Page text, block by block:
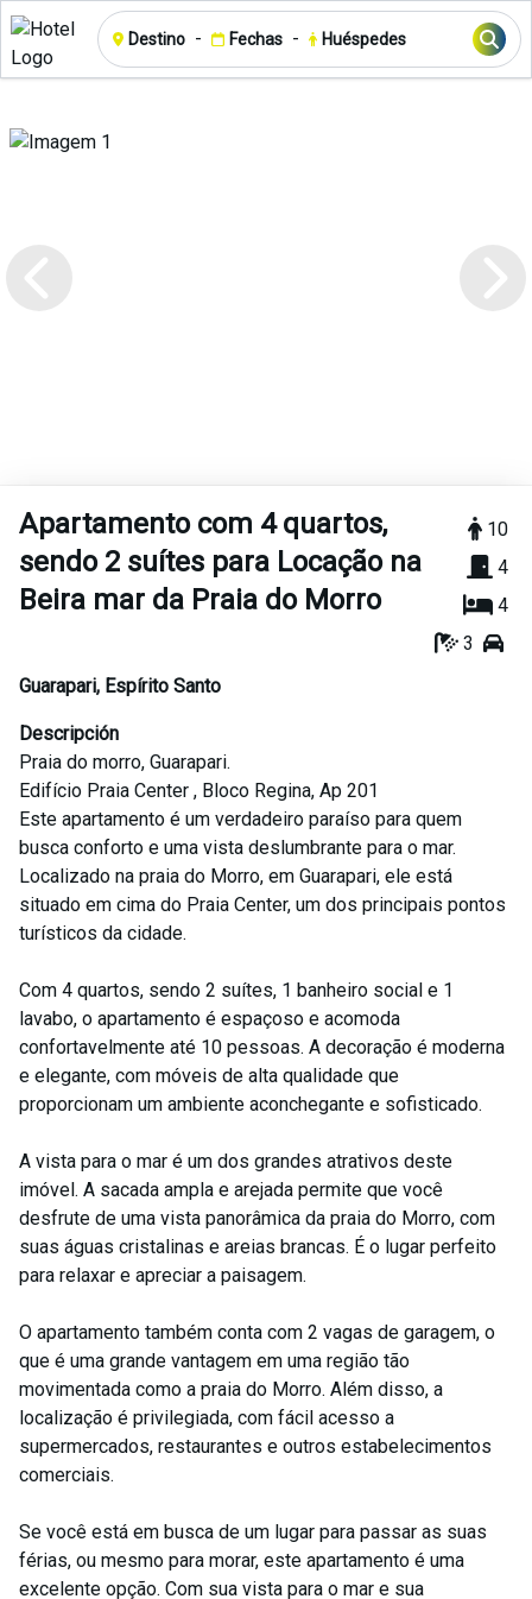
Destino - Fechas - Huéspedes
Apartamento com 4 quartos,
sendo 2 suítes para Locação na
Beira mar da Praia do Morro
10
4
4
3
Guarapari, Espírito Santo
Descripción
Praia do morro, Guarapari.
Edifício Praia Center , Bloco Regina, Ap 201
Este apartamento é um verdadeiro paraíso para quem
busca conforto e uma vista deslumbrante para o mar.
Localizado na praia do Morro, em Guarapari, ele está
situado em cima do Praia Center, um dos principais pontos
turísticos da cidade.
Com 4 quartos, sendo 2 suítes, 1 banheiro social e 1
lavabo, o apartamento é espaçoso e acomoda
confortavelmente até 10 pessoas. A decoração é moderna
e elegante, com móveis de alta qualidade que
proporcionam um ambiente aconchegante e sofisticado.
A vista para o mar é um dos grandes atrativos deste
imóvel. A sacada ampla e arejada permite que você
desfrute de uma vista panorâmica da praia do Morro, com
suas águas cristalinas e areias brancas. É o lugar perfeito
para relaxar e apreciar a paisagem.
O apartamento também conta com 2 vagas de garagem, o
que é uma grande vantagem em uma região tão
movimentada como a praia do Morro. Além disso, a
localização é privilegiada, com fácil acesso a
supermercados, restaurantes e outros estabelecimentos
comerciais.
Se você está em busca de um lugar para passar as suas
férias, ou mesmo para morar, este apartamento é uma
excelente opção. Com sua vista para o mar e sua